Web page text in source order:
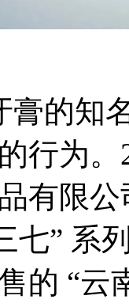
膏的知
行为。
有限
七” 系
的 “云